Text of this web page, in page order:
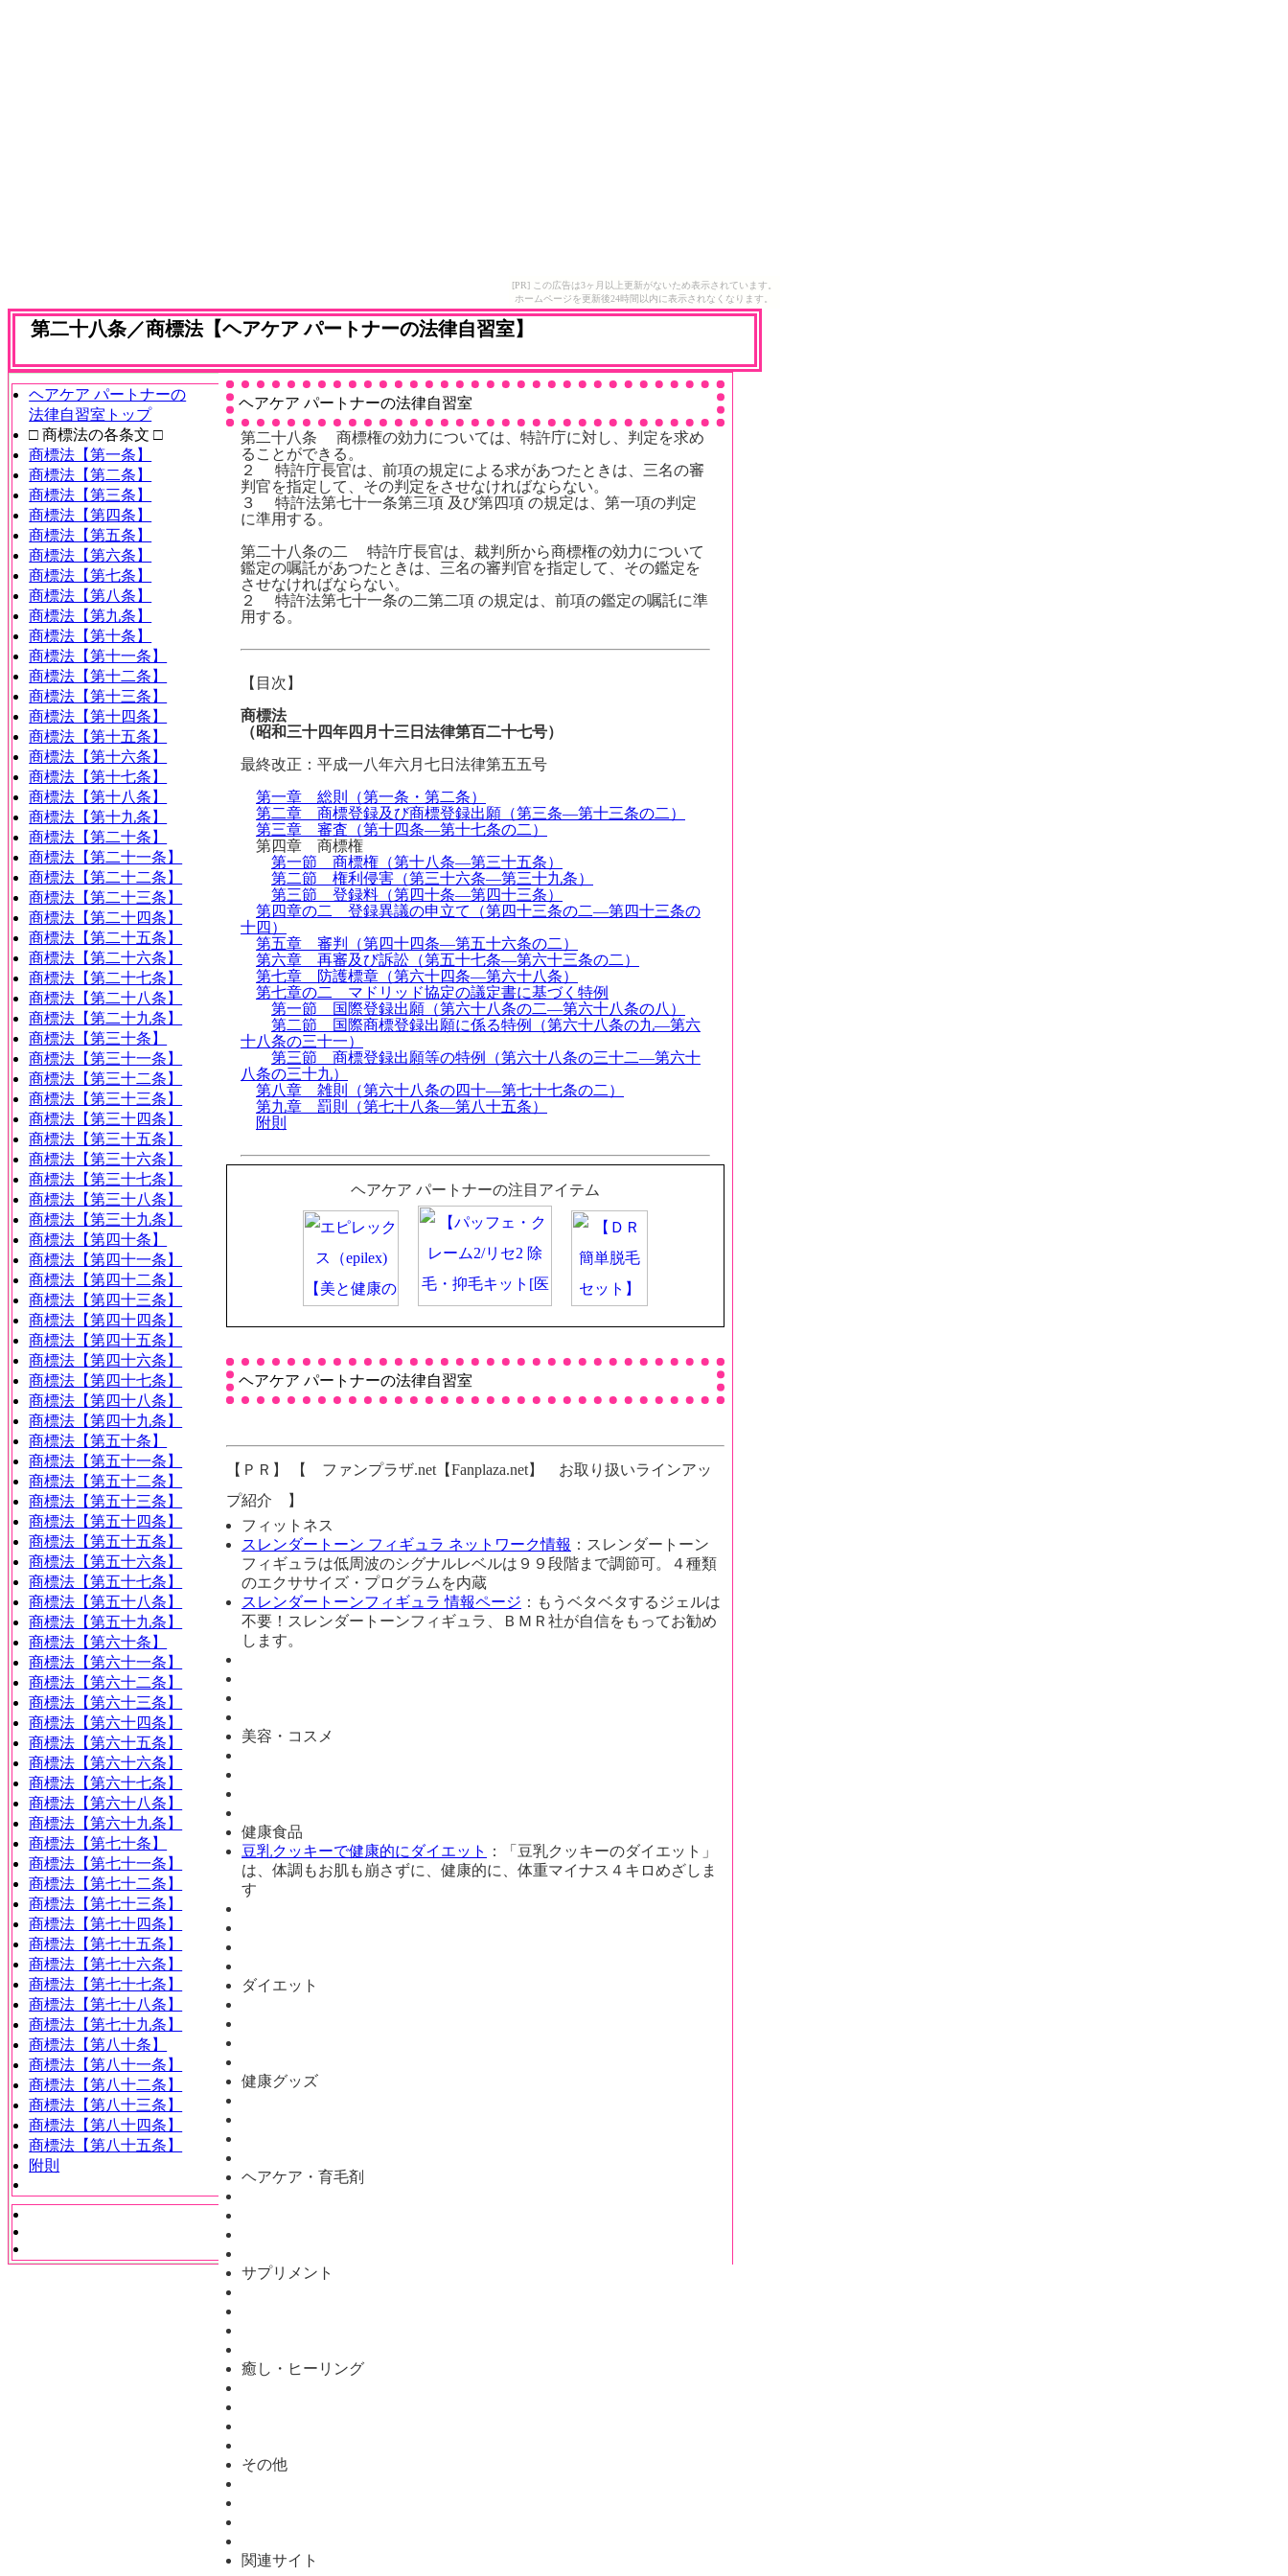
[PR] この広告は3ヶ月以上更新がないため表示されています。
ホームページを更新後24時間以内に表示されなくなります。
第二十八条／商標法【ヘアケア パートナーの法律自習室】
ヘアケア パートナーの法律自習室
第二十八条 商標権の効力については、特許庁に対し、判定を求め
ることができる。
２ 特許庁長官は、前項の規定による求があつたときは、三名の審
判官を指定して、その判定をさせなければならない。
３ 特許法第七十一条第三項 及び第四項 の規定は、第一項の判定
に準用する。
第二十八条の二 特許庁長官は、裁判所から商標権の効力について
鑑定の嘱託があつたときは、三名の審判官を指定して、その鑑定を
させなければならない。
２ 特許法第七十一条の二第二項 の規定は、前項の鑑定の嘱託に準
用する。
【目次】
商標法
（昭和三十四年四月十三日法律第百二十七号）
最終改正：平成一八年六月七日法律第五五号
第一章 総則（第一条・第二条）
第二章 商標登録及び商標登録出願（第三条―第十三条の二）
第三章 審査（第十四条―第十七条の二）
第四章 商標権
第一節 商標権（第十八条―第三十五条）
第二節 権利侵害（第三十六条―第三十九条）
第三節 登録料（第四十条―第四十三条）
第四章の二 登録異議の申立て（第四十三条の二―第四十三条の
十四）
第五章 審判（第四十四条―第五十六条の二）
第六章 再審及び訴訟（第五十七条―第六十三条の二）
第七章 防護標章（第六十四条―第六十八条）
第七章の二 マドリッド協定の議定書に基づく特例
第一節 国際登録出願（第六十八条の二―第六十八条の八）
第二節 国際商標登録出願に係る特例（第六十八条の九―第六
十八条の三十一）
第三節 商標登録出願等の特例（第六十八条の三十二―第六十
八条の三十九）
第八章 雑則（第六十八条の四十―第七十七条の二）
第九章 罰則（第七十八条―第八十五条）
附則
ヘアケア パートナーの注目アイテム
ヘアケア パートナーの法律自習室
【ＰＲ】 【 ファンプラザ.net【Fanplaza.net】 お取り扱いラインアッ
プ紹介 】
フィットネス
スレンダートーン フィギュラ ネットワーク情報 ：スレンダートーン
フィギュラは低周波のシグナルレベルは９９段階まで調節可。４種類
のエクササイズ・プログラムを内蔵
スレンダートーンフィギュラ 情報ページ ：もうベタベタするジェルは
不要！スレンダートーンフィギュラ、ＢＭＲ社が自信をもってお勧め
します。
美容・コスメ
健康食品
豆乳クッキーで健康的にダイエット
：「豆乳クッキーのダイエット」
は、体調もお肌も崩さずに、健康的に、体重マイナス４キロめざしま
す
ダイエット
健康グッズ
ヘアケア・育毛剤
サプリメント
癒し・ヒーリング
その他
関連サイト
ヘアケア パートナーの
法律自習室トップ
□ 商標法の各条文 □
商標法【第一条】
商標法【第二条】
商標法【第三条】
商標法【第四条】
商標法【第五条】
商標法【第六条】
商標法【第七条】
商標法【第八条】
商標法【第九条】
商標法【第十条】
商標法【第十一条】
商標法【第十二条】
商標法【第十三条】
商標法【第十四条】
商標法【第十五条】
商標法【第十六条】
商標法【第十七条】
商標法【第十八条】
商標法【第十九条】
商標法【第二十条】
商標法【第二十一条】
商標法【第二十二条】
商標法【第二十三条】
商標法【第二十四条】
商標法【第二十五条】
商標法【第二十六条】
商標法【第二十七条】
商標法【第二十八条】
商標法【第二十九条】
商標法【第三十条】
商標法【第三十一条】
商標法【第三十二条】
商標法【第三十三条】
商標法【第三十四条】
商標法【第三十五条】
商標法【第三十六条】
商標法【第三十七条】
商標法【第三十八条】
商標法【第三十九条】
商標法【第四十条】
商標法【第四十一条】
商標法【第四十二条】
商標法【第四十三条】
商標法【第四十四条】
商標法【第四十五条】
商標法【第四十六条】
商標法【第四十七条】
商標法【第四十八条】
商標法【第四十九条】
商標法【第五十条】
商標法【第五十一条】
商標法【第五十二条】
商標法【第五十三条】
商標法【第五十四条】
商標法【第五十五条】
商標法【第五十六条】
商標法【第五十七条】
商標法【第五十八条】
商標法【第五十九条】
商標法【第六十条】
商標法【第六十一条】
商標法【第六十二条】
商標法【第六十三条】
商標法【第六十四条】
商標法【第六十五条】
商標法【第六十六条】
商標法【第六十七条】
商標法【第六十八条】
商標法【第六十九条】
商標法【第七十条】
商標法【第七十一条】
商標法【第七十二条】
商標法【第七十三条】
商標法【第七十四条】
商標法【第七十五条】
商標法【第七十六条】
商標法【第七十七条】
商標法【第七十八条】
商標法【第七十九条】
商標法【第八十条】
商標法【第八十一条】
商標法【第八十二条】
商標法【第八十三条】
商標法【第八十四条】
商標法【第八十五条】
附則